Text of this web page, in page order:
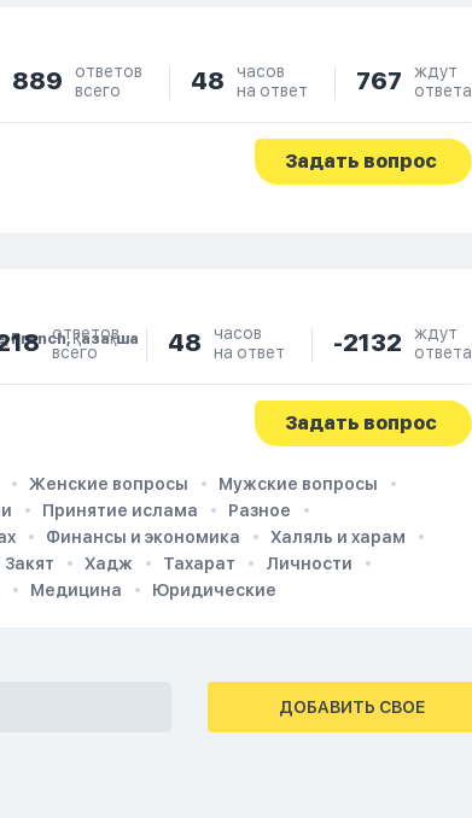
889
ответов
всего
48
часов
на ответ
767
ждут
ответа
Задать вопрос
French, Қазақша
ответов
всего
48
часов
на ответ
-2132
ждут
ответа
Задать вопрос
Женские вопросы
Мужские вопросы
Принятие ислама
Разное
Финансы и экономика
Халяль и харам
Закят Хадж Тахарат
Личности
Медицина Юридические
ДОБАВИТЬ СВОЕ